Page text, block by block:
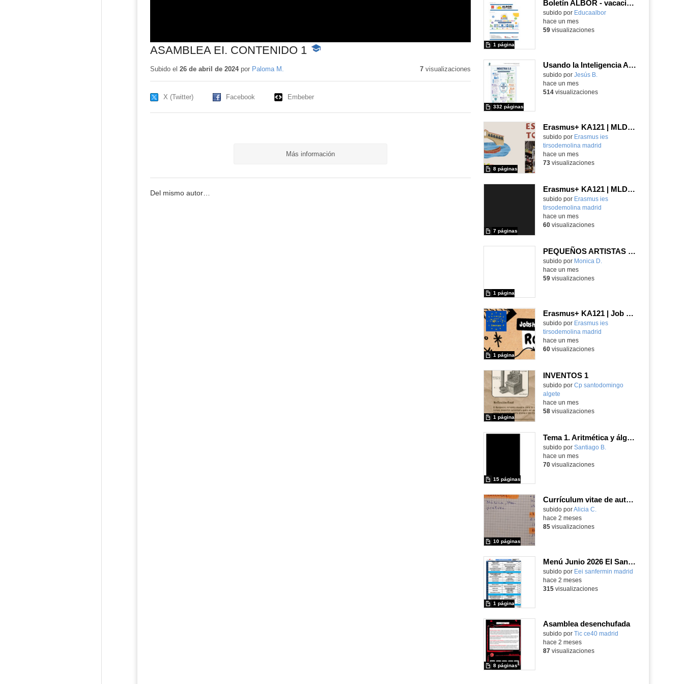
ASAMBLEA EI. CONTENIDO 1 -
Subido el 26 de abril de 2024por Paloma M. 7visualizaciones
X (Twitter) Facebook Embeber
Más información
Del mismo autor…
Boletín ALBOR - vacaciones de verano 2026 - Contenido educativo
Contenido educativo.
subido por Educaalbor
1 página
-
hace un mes
59visualizaciones
Usando la Inteligencia Artificial para crear contenido interactivo. Versión: 30-jun-2026
subido por Jesús B.
332 páginas
hace un mes
514visualizaciones
Erasmus+ KA121 | MLD | Presentación 1 | Verona 2025
Contenido educativo.
subido por Erasmus ies
tirsodemolina madrid
8 páginas
hace un mes
73visualizaciones
Erasmus+ KA121 | MLD | Student Presentation 1 | Rome 2025
Contenido educativo.
subido por Erasmus ies
tirsodemolina madrid
7 páginas
hace un mes
60visualizaciones
PEQUEÑOS ARTISTAS BLOQUES DE CONTENIDO
Contenido educativo.
subido por Monica D.
1 página
hace un mes
59visualizaciones
Erasmus+ KA121 | Job Shadowing | Liceo Vittoria Colonna, Rome 2025 | Poster 1
Contenido educativo.
subido por Erasmus ies
tirsodemolina madrid
1 página
hace un mes
60visualizaciones
INVENTOS 1
Contenido educativo.
subido por Cp santodomingo
algete
1 página
hace un mes
58visualizaciones
Tema 1. Aritmética y álgebra. 2.1. Logaritmos
Contenido educativo.
subido por Santiago B.
15 páginas
hace un mes
70visualizaciones
Currículum vitae de autores de la G27
Contenido educativo.
subido porAlicia C.
10 páginas
hace 2 meses
85visualizaciones
Menú Junio 2026 EI San Fermín
subido por Eei sanfermin madrid
1 página
hace 2 meses
315visualizaciones
Asamblea desenchufada
subido por Tic ce40 madrid
8 páginas
hace 2 meses
87visualizaciones